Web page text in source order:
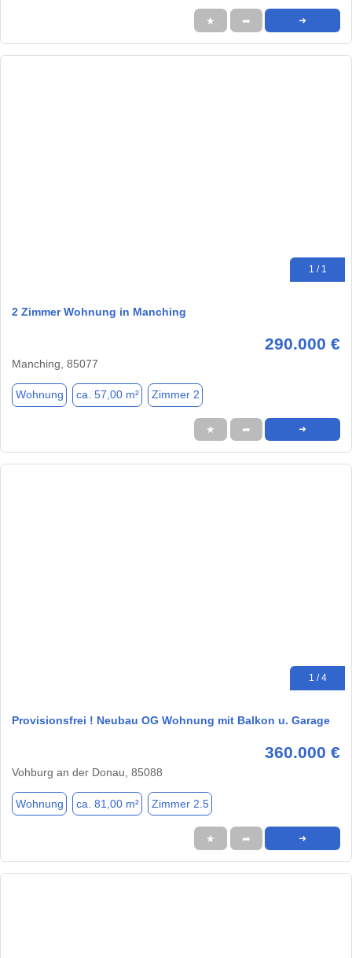
★ ➦ ➜
1 / 1
2 Zimmer Wohnung in Manching
290.000 €
Manching, 85077
Wohnung ca. 57,00 m² Zimmer 2
★ ➦ ➜
1 / 4
Provisionsfrei ! Neubau OG Wohnung mit Balkon u. Garage
360.000 €
Vohburg an der Donau, 85088
Wohnung ca. 81,00 m² Zimmer 2.5
★ ➦ ➜